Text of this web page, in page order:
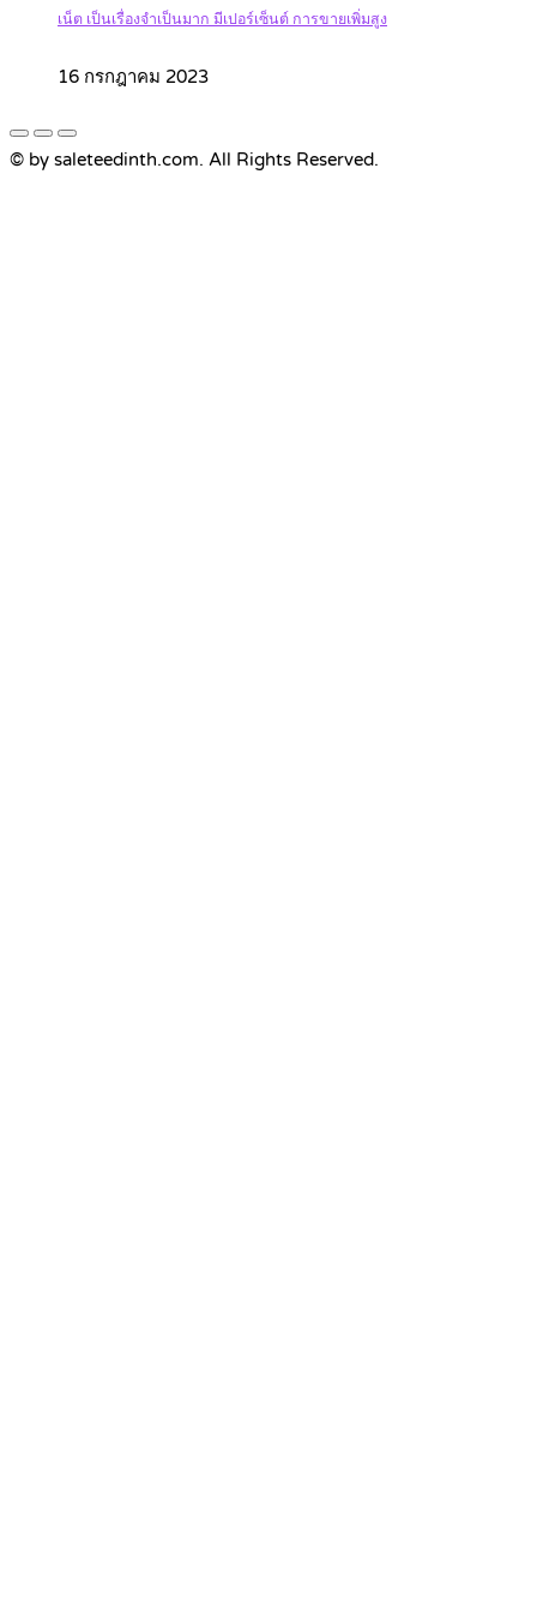
เน็ต เป็นเรื่องจำเป็นมาก มีเปอร์เซ็นต์ การขายเพิ่มสูง
16 กรกฎาคม 2023
© by saleteedinth.com. All Rights Reserved.